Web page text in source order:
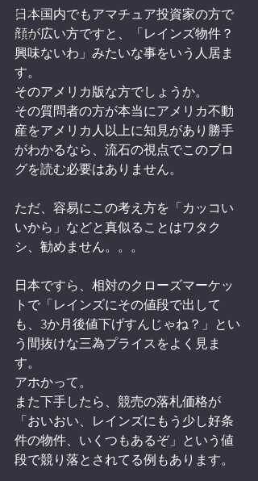
子育て
中国
日本国内でもアマチュア投資家の方で
顔が広い方ですと、「レインズ物件？
興味ないわ」みたいな事をいう人居ま
す。
そのアメリカ版な方でしょうか。
その質問者の方が本当にアメリカ不動
産をアメリカ人以上に知見があり勝手
がわかるなら、流石の視点でこのブロ
グを読む必要はありません。
ただ、容易にこの考え方を「カッコい
いから」などと真似ることはワタク
シ、勧めません。。。
日本ですら、相対のクローズマーケッ
トで「レインズにその値段で出して
も、3か月後値下げすんじゃね？」とい
う間抜けな三為プライスをよく見ま
す。
アホかって。
また下手したら、競売の落札価格が
「おいおい、レインズにもう少し好条
件の物件、いくつもあるぞ」という値
段で競り落とされてる例もあります。